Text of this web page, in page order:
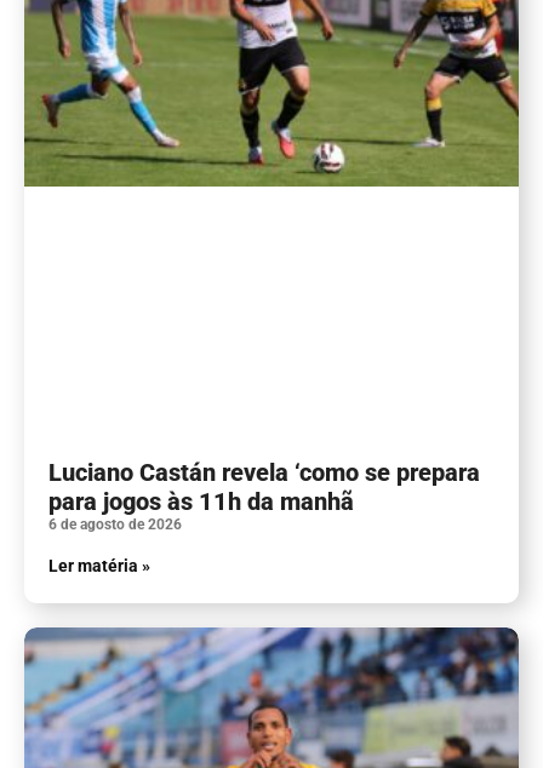
Luciano Castán revela ‘como se prepara
para jogos às 11h da manhã
6 de agosto de 2026
Ler matéria »